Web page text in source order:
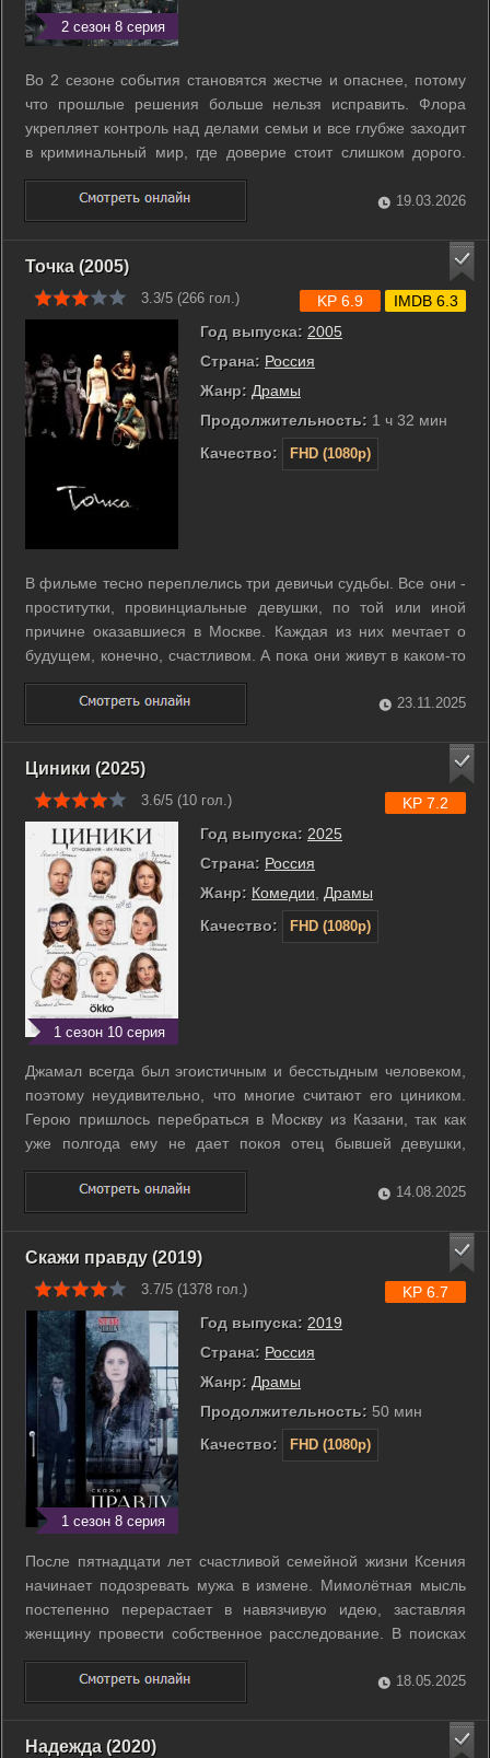
2 сезон 8 серия
Во 2 сезоне события становятся жестче и опаснее, потому
что прошлые решения больше нельзя исправить. Флора
укрепляет контроль над делами семьи и все глубже заходит
в криминальный мир, где доверие стоит слишком дорого.
Петя из тюрьмы не теряет влияния и вынашивает планы,
которые грозят новым взрывом насилия. Руслан взрослеет
быстрее, чем хотел, и ...
19.03.2026
Точка (2005)
3.3/5 (266 гол.)
Год выпуска: 2005
Страна: Россия
Жанр: Драмы
Продолжительность: 1 ч 32 мин
Качество:
FHD (1080p)
KP 6.9 IMDB 6.3
В фильме тесно переплелись три девичьи судьбы. Все они -
проститутки, провинциальные девушки, по той или иной
причине оказавшиеся в Москве. Каждая из них мечтает о
будущем, конечно, счастливом. А пока они живут в каком-то
«скворечнике» - бытовке около столичного вокзала, почти на
железнодорожных путях. r r Рядом с ними живут такие же
несчастные ...
23.11.2025
Циники (2025)
3.6/5 (10 гол.)
1 сезон 10 серия
Год выпуска: 2025
Страна: Россия
Жанр: Комедии
Драмы
Качество:
FHD (1080p)
KP 7.2
Джамал всегда был эгоистичным и бесстыдным человеком,
поэтому неудивительно, что многие считают его циником.
Герою пришлось перебраться в Москву из Казани, так как
уже полгода ему не дает покоя отец бывшей девушки,
считающий его негодяем. Ловелас быстро обосновывается
в столице и даже работу находит подходящую имиджу.
Теперь персонаж будет ...
14.08.2025
Скажи правду (2019)
3.7/5 (1378 гол.)
1 сезон 8 серия
Год выпуска: 2019
Страна: Россия
Жанр: Драмы
Продолжительность: 50 мин
Качество:
FHD (1080p)
KP 6.7
После пятнадцати лет счастливой семейной жизни Ксения
начинает подозревать мужа в измене. Мимолётная мысль
постепенно перерастает в навязчивую идею, заставляя
женщину провести собственное расследование. В поисках
правды Ксения заходит так далеко, что ставит под угрозу
свою карьеру и отношения со всеми, кто ей дорог. Но пути
назад уже нет. ...
18.05.2025
Надежда (2020)